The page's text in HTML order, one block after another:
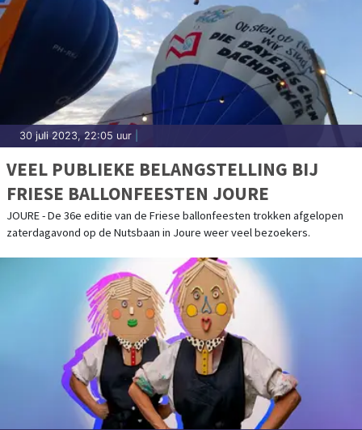
30 juli 2023, 22:05 uur
VEEL PUBLIEKE BELANGSTELLING BIJ
FRIESE BALLONFEESTEN JOURE
JOURE - De 36e editie van de Friese ballonfeesten trokken afgelopen
zaterdagavond op de Nutsbaan in Joure weer veel bezoekers.